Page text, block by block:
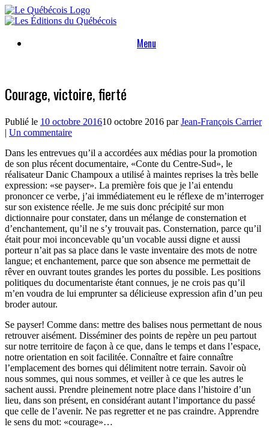
Skip
to
Menu
Courage, victoire, fierté
Publié le 10 octobre 201610 octobre 2016 parJean-François Carrier
| Un commentaire
Dans les entrevues qu’il a accordées aux médias pour la promotion
de son plus récent documentaire, «Conte du Centre-Sud», le
réalisateur Danic Champoux a utilisé à maintes reprises la très belle
expression: «se payser». La première fois que je l’ai entendu
prononcer ce verbe, j’ai immédiatement eu le réflexe de m’interroger
sur son existence réelle. Je me suis donc précipité sur mon
dictionnaire pour constater, dans un mélange de consternation et
d’enchantement, qu’il ne s’y trouvait pas. Consternation, parce qu’il
était pour moi inconcevable qu’un vocable aussi digne et aussi
porteur n’ait pas sa place dans le vaste inventaire des mots de notre
langue; et enchantement, parce que son absence me permettait de
rêver en ouvrant toutes grandes les portes du possible. Les positions
politiques du documentariste étant connues, je ne crois pas qu’il
m’en voudra de lui emprunter sa délicieuse expression afin d’un peu
broder autour.
Se payser! Comme dans: mettre des balises nous permettant de nous
retrouver aisément. Disséminer des points de repère un peu partout
sur notre territoire de façon à ce que, dans le temps et dans l’espace,
notre orientation en soit facilitée. Connaître et faire connaître
l’emplacement des bornes qui délimitent notre terrain. Savoir où
nous sommes, qui nous sommes, et veiller à ce que les autres le
sachent aussi. Prendre pleinement notre place dans l’histoire d’un
lieu, dans son présent, en considérant autant l’importance du passé
que celle de l’avenir. Ne pas regretter et ne pas craindre. Apprendre
le sens du mot: «courage»…